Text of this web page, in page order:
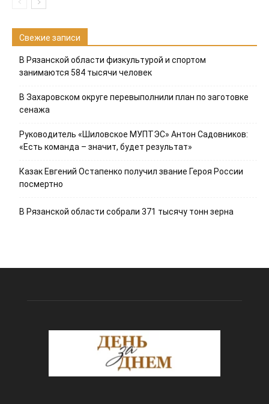
Свежие записи
В Рязанской области физкультурой и спортом
занимаются 584 тысячи человек
В Захаровском округе перевыполнили план по заготовке
сенажа
Руководитель «Шиловское МУПТЭС» Антон Садовников:
«Есть команда – значит, будет результат»
Казак Евгений Остапенко получил звание Героя России
посмертно
В Рязанской области собрали 371 тысячу тонн зерна